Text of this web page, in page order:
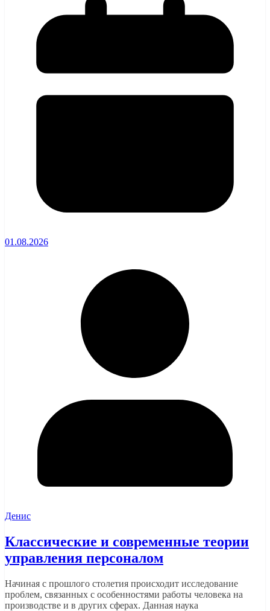
01.08.2026
Денис
Классические и современные теории
управления персоналом
Начиная с прошлого столетия происходит исследование
проблем, связанных с особенностями работы человека на
производстве и в других сферах. Данная наука